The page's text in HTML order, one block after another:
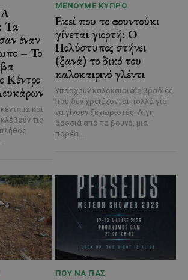
έναν
– Το
Κέντρο
και
τις
ΜΈΝΟΥΜΕ ΚΎΠΡΟ
Εκεί που το φουντούκι
γίνεται γιορτή: Ο
Πολύστυπος στήνει
(ξανά) το δικό του
καλοκαιρινό γλέντι
Υπάρχουν καλοκαιρινές βραδιές
που δεν χρειάζονται πολλά για
να γίνουν ξεχωριστές. Λίγη
δροσιά από το βουνό, μια
παρέα...
ΠΟΥ ΝΑ ΠΑΣ